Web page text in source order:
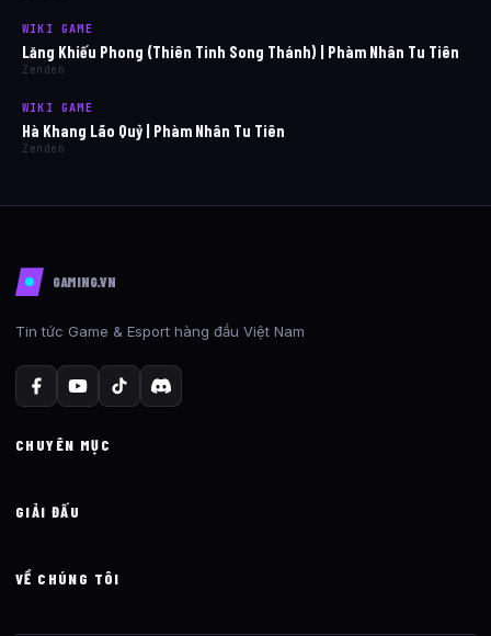
WIKI GAME
Lăng Khiếu Phong (Thiên Tinh Song Thánh) | Phàm Nhân Tu Tiên
Zenden
WIKI GAME
Hà Khang Lão Quỷ | Phàm Nhân Tu Tiên
Zenden
GAMING.VN
Tin tức Game & Esport hàng đầu Việt Nam
CHUYÊN MỤC
GIẢI ĐẤU
VỀ CHÚNG TÔI